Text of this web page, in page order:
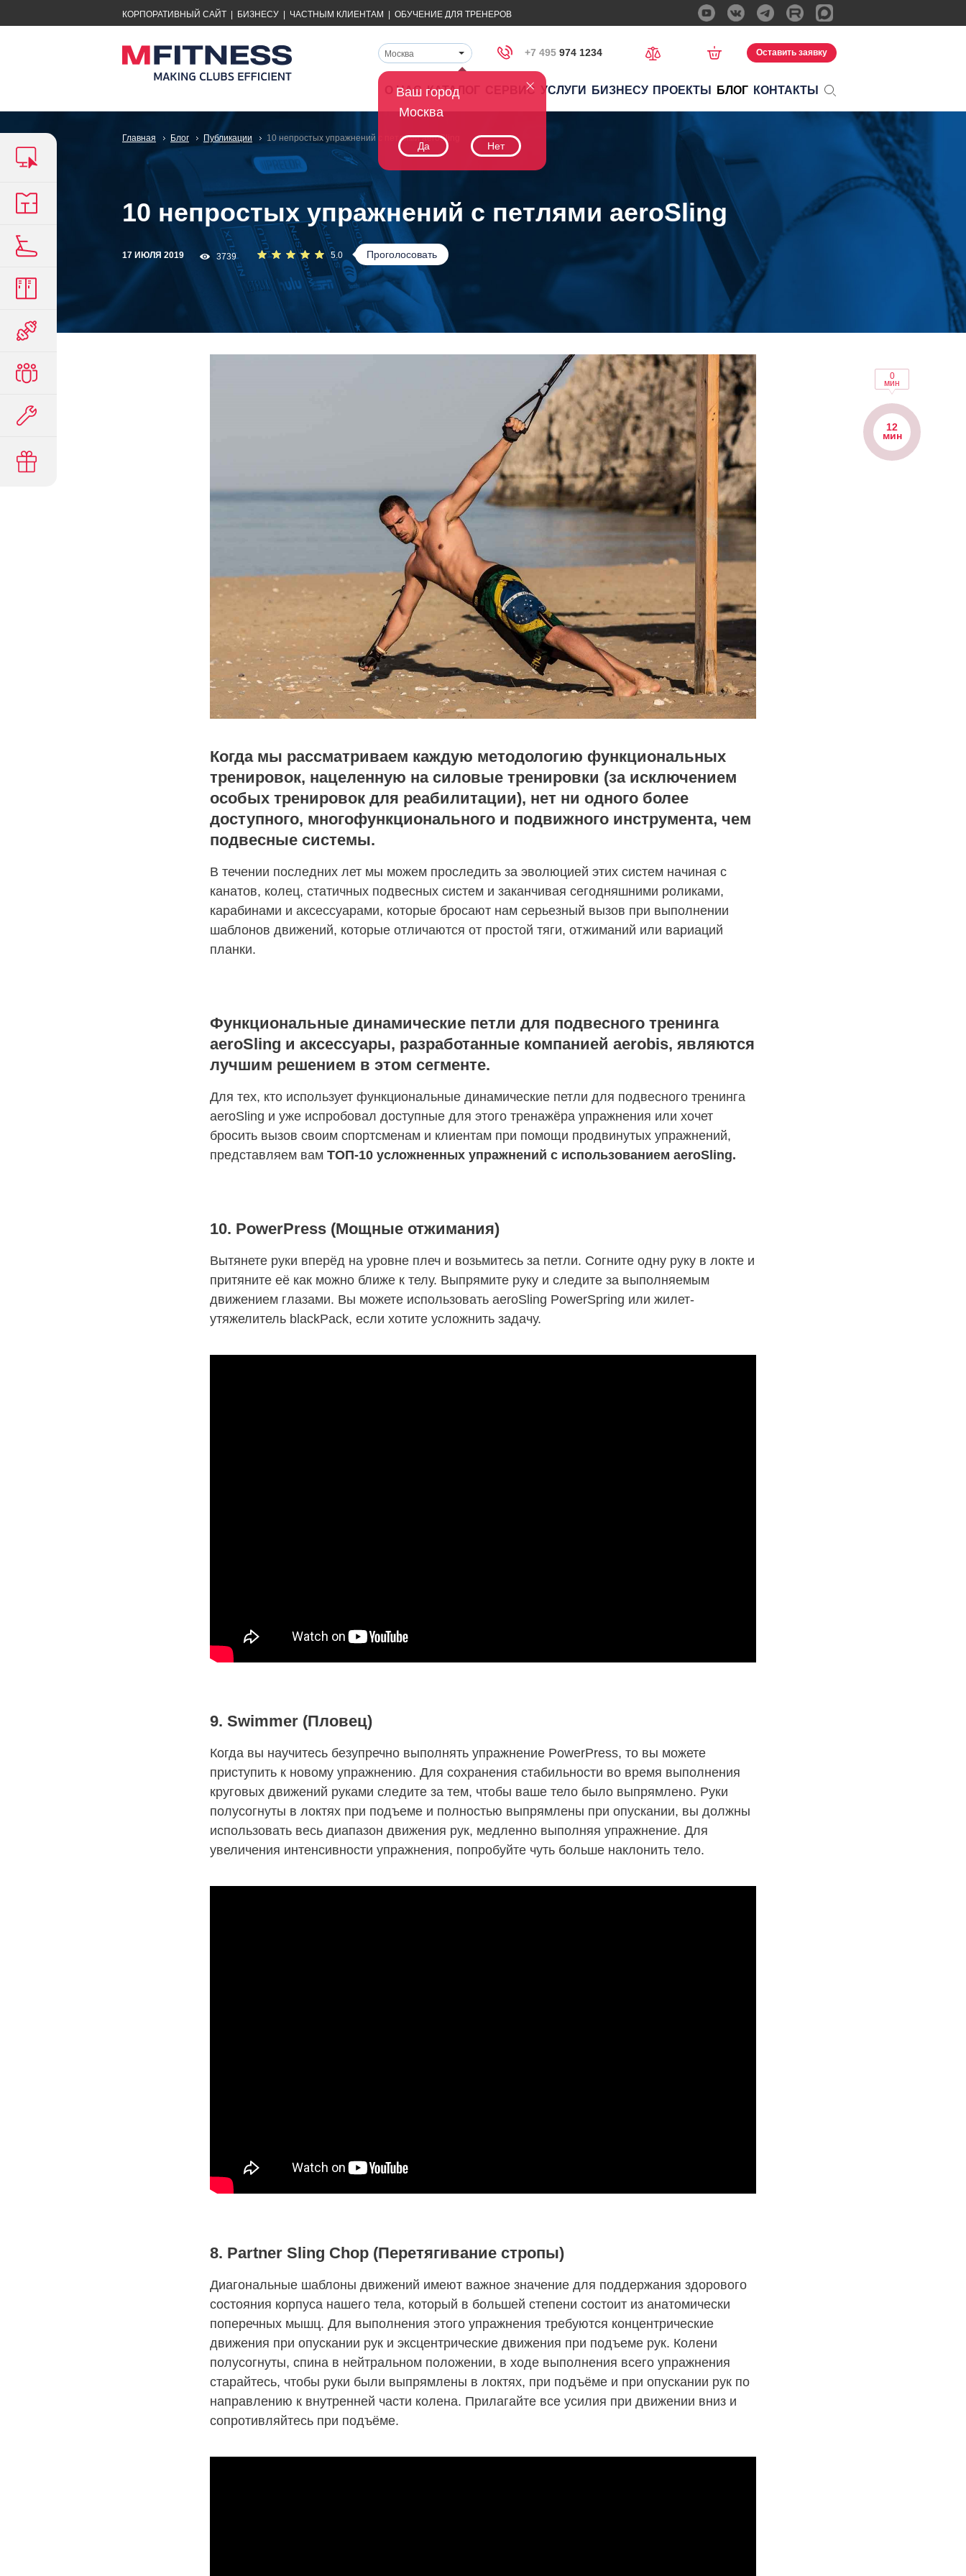
КОРПОРАТИВНЫЙ САЙТ БИЗНЕСУ ЧАСТНЫМ КЛИЕНТАМ ОБУЧЕНИЕ ДЛЯ ТРЕНЕРОВ
Ваш город
Москва
Да Нет
Москва +7 495 974 1234 Оставить заявку
О НАС КАТАЛОГ СЕРВИС УСЛУГИ БИЗНЕСУ ПРОЕКТЫ БЛОГ КОНТАКТЫ
Главная Блог Публикации 10 непростых упражнений с петлями aeroSling
10 непростых упражнений с петлями aeroSling
17 ИЮЛЯ 2019 3739 5.0 Проголосовать
0
мин
12
мин
Когда мы рассматриваем каждую методологию функциональных
тренировок, нацеленную на силовые тренировки (за исключением
особых тренировок для реабилитации), нет ни одного более
доступного, многофункционального и подвижного инструмента, чем
подвесные системы.
В течении последних лет мы можем проследить за эволюцией этих систем начиная с
канатов, колец, статичных подвесных систем и заканчивая сегодняшними роликами,
карабинами и аксессуарами, которые бросают нам серьезный вызов при выполнении
шаблонов движений, которые отличаются от простой тяги, отжиманий или вариаций
планки.
Функциональные динамические петли для подвесного тренинга
aeroSling и аксессуары, разработанные компанией aerobis, являются
лучшим решением в этом сегменте.
Для тех, кто использует функциональные динамические петли для подвесного тренинга
aeroSling и уже испробовал доступные для этого тренажёра упражнения или хочет
бросить вызов своим спортсменам и клиентам при помощи продвинутых упражнений,
представляем вам ТОП-10 усложненных упражнений с использованием aeroSling.
10. PowerPress (Мощные отжимания)
Вытянете руки вперёд на уровне плеч и возьмитесь за петли. Согните одну руку в локте и
притяните её как можно ближе к телу. Выпрямите руку и следите за выполняемым
движением глазами. Вы можете использовать aeroSling PowerSpring или жилет-
утяжелитель blackPack, если хотите усложнить задачу.
9. Swimmer (Пловец)
Когда вы научитесь безупречно выполнять упражнение PowerPress, то вы можете
приступить к новому упражнению. Для сохранения стабильности во время выполнения
круговых движений руками следите за тем, чтобы ваше тело было выпрямлено. Руки
полусогнуты в локтях при подъеме и полностью выпрямлены при опускании, вы должны
использовать весь диапазон движения рук, медленно выполняя упражнение. Для
увеличения интенсивности упражнения, попробуйте чуть больше наклонить тело.
8. Partner Sling Chop (Перетягивание стропы)
Диагональные шаблоны движений имеют важное значение для поддержания здорового
состояния корпуса нашего тела, который в большей степени состоит из анатомически
поперечных мышц. Для выполнения этого упражнения требуются концентрические
движения при опускании рук и эксцентрические движения при подъеме рук. Колени
полусогнуты, спина в нейтральном положении, в ходе выполнения всего упражнения
старайтесь, чтобы руки были выпрямлены в локтях, при подъёме и при опускании рук по
направлению к внутренней части колена. Прилагайте все усилия при движении вниз и
сопротивляйтесь при подъёме.